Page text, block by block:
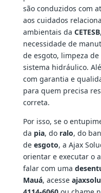
são conduzidos com
aos cuidados
ambientais da CETESB
necessidade de
de esgoto, limpeza
sistema hidráulico.
com garantia e
para quem precisa
correta.
Por isso, se o
da pia, do ralo, do
de esgoto, a Ajax
orientar e executar o
falar com uma
Mauá, acesse